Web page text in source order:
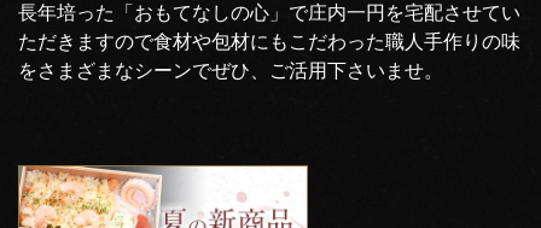
長年培った「おもてなしの心」で庄内一円を宅配させてい
ただきますので食材や包材にもこだわった職人手作りの味
をさまざまなシーンでぜひ、ご活用下さいませ。